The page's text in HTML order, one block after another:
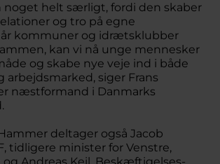
helt særligt, fordi den skaber
og tro på egne
kommuner og idrætsklubber
kan vi nå unge mennesker
og skabe nye veje ind i både
arbejdsmarked, siger Frans
næstformand i Danmarks
deltager også Jacob
tidligere minister for Venstre,